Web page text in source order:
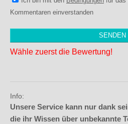
Kommentaren einverstanden
Wähle zuerst die Bewertung!
Info:
Unsere Service kann nur dank
die ihr Wissen über unbekannte